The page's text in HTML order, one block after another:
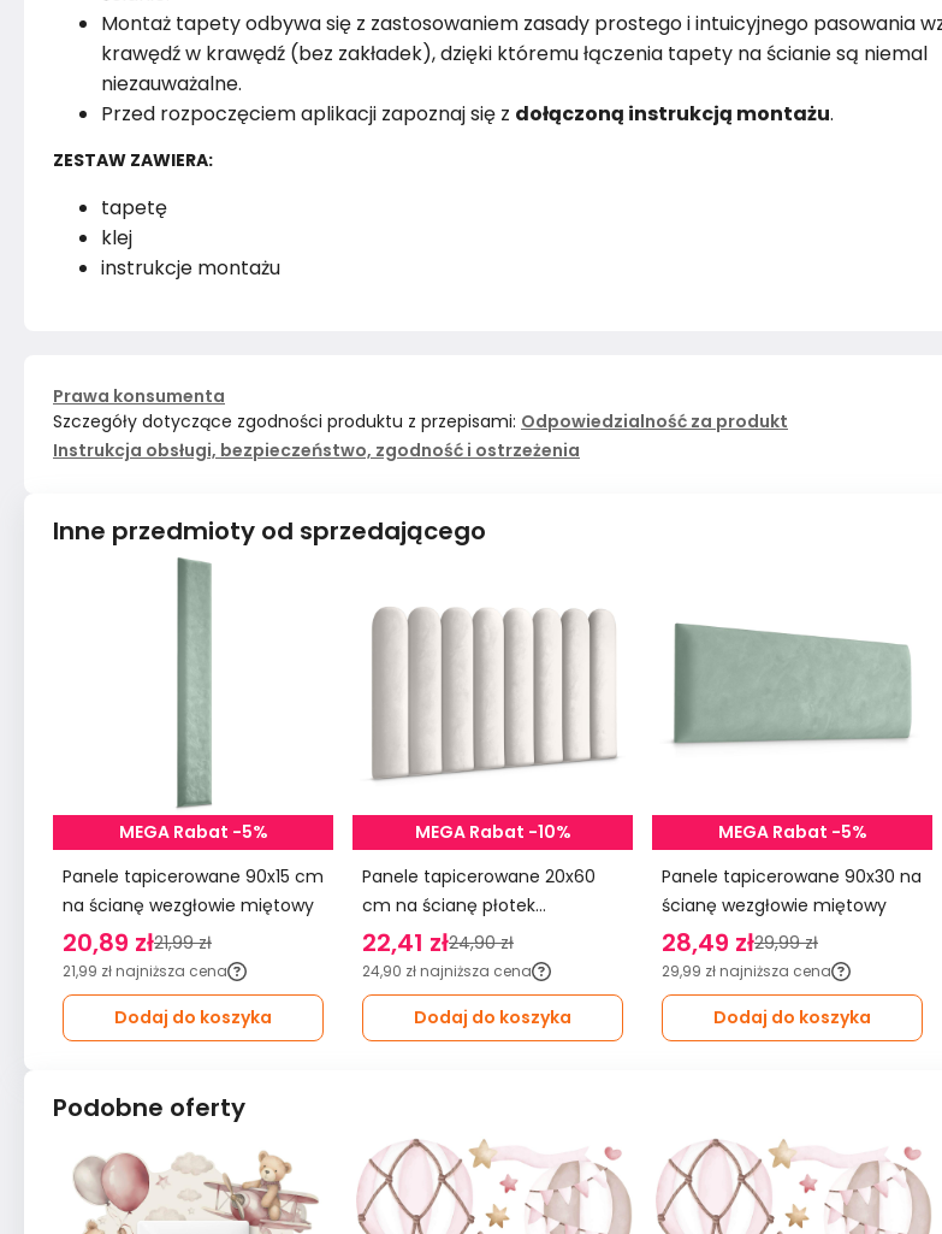
Montaż tapety odbywa się z zastosowaniem zasady prostego i intuicyjnego pasowania
krawędź w krawędź (bez zakładek), dzięki któremu łączenia tapety na ścianie są niemal
niezauważalne.
Przed rozpoczęciem aplikacji zapoznaj się z dołączoną instrukcją montażu.
ZESTAW ZAWIERA:
tapetę
klej
instrukcje montażu
Prawa konsumenta
Szczegóły dotyczące zgodności produktu z przepisami: Odpowiedzialność za produkt
Instrukcja obsługi, bezpieczeństwo, zgodność i ostrzeżenia
Inne przedmioty od sprzedającego
MEGA Rabat -5%
Panele tapicerowane 90x15 cm
na ścianę wezgłowie miętowy
20,89 zł21,99 zł
21,99 zł najniższa cena
Dodaj do koszyka
MEGA Rabat -10%
Panele tapicerowane 20x60
cm na ścianę płotek
wezgłowie kremowy
22,41 zł24,90 zł
24,90 zł najniższa cena
Dodaj do koszyka
MEGA Rabat -5%
Panele tapicerowane 90x30 na
ścianę wezgłowie miętowy
28,49 zł29,99 zł
29,99 zł najniższa cena
Dodaj do koszyka
Podobne oferty